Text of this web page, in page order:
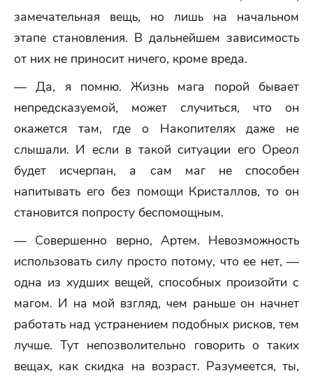
замечательная вещь, но лишь на начальном
этапе становления. В дальнейшем зависимость
от них не приносит ничего, кроме вреда.
— Да, я помню. Жизнь мага порой бывает
непредсказуемой, может случиться, что он
окажется там, где о Накопителях даже не
слышали. И если в такой ситуации его Ореол
будет исчерпан, а сам маг не способен
напитывать его без помощи Кристаллов, то он
становится попросту беспомощным.
— Совершенно верно, Артем. Невозможность
использовать силу просто потому, что ее нет, —
одна из худших вещей, способных произойти с
магом. И на мой взгляд, чем раньше он начнет
работать над устранением подобных рисков, тем
лучше. Тут непозволительно говорить о таких
вещах, как скидка на возраст. Разумеется, ты,